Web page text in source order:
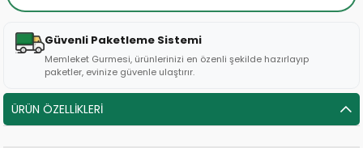
Güvenli Paketleme Sistemi
Memleket Gurmesi, ürünlerinizi en özenli şekilde hazırlayıp
paketler, evinize güvenle ulaştırır.
ÜRÜN ÖZELLIKLERI